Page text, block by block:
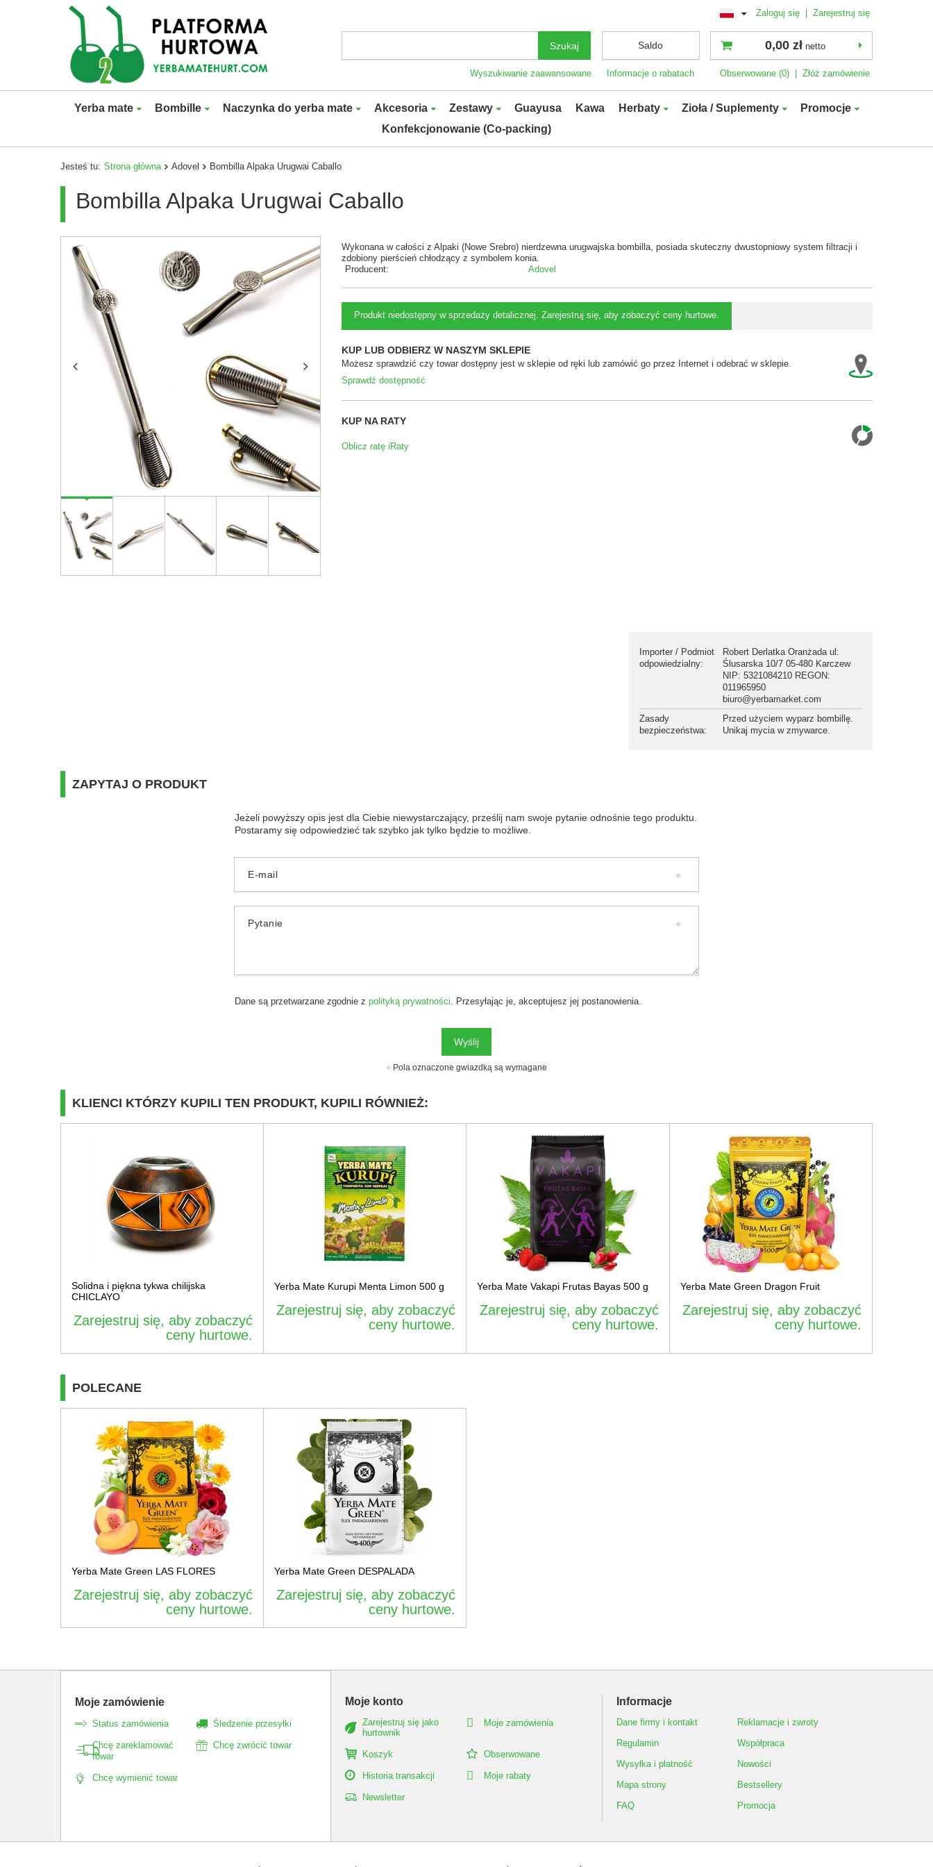
Zaloguj się | Zarejestruj się
Szukaj
Wyszukiwanie zaawansowane
Saldo
Informacje o rabatach
0,00 zł netto
Obserwowane (0) Złóż zamówienie
Yerba mate Bombille Naczynka do yerba mate Akcesoria Zestawy Guayusa Kawa Herbaty Zioła / Suplementy
Promocje
Konfekcjonowanie (Co-packing)
Jesteś tu: Strona główna Adovel Bombilla Alpaka Urugwai Caballo
Bombilla Alpaka Urugwai Caballo
Wykonana w całości z Alpaki (Nowe Srebro) nierdzewna urugwajska bombilla, posiada skuteczny dwustopniowy system filtracji i
zdobiony pierścień chłodzący z symbolem konia.
Producent:
Adovel
Produkt niedostępny w sprzedaży detalicznej. Zarejestruj się, aby zobaczyć ceny hurtowe.
KUP LUB ODBIERZ W NASZYM SKLEPIE
Możesz sprawdzić czy towar dostępny jest w sklepie od ręki lub zamówić go przez Internet i odebrać w sklepie.
Sprawdź dostępność
KUP NA RATY
Oblicz ratę iRaty
Importer / Podmiot
odpowiedzialny:
Robert Derlatka Oranżada ul:
Ślusarska 10/7 05-480 Karczew
NIP: 5321084210 REGON:
011965950
biuro@yerbamarket.com
Zasady
bezpieczeństwa:
Przed użyciem wyparz bombillę.
Unikaj mycia w zmywarce.
ZAPYTAJ O PRODUKT
Jeżeli powyższy opis jest dla Ciebie niewystarczający, prześlij nam swoje pytanie odnośnie tego produktu.
Postaramy się odpowiedzieć tak szybko jak tylko będzie to możliwe.
E-mail
Pytanie
Dane są przetwarzane zgodnie zpolityką prywatności. Przesyłając je, akceptujesz jej postanowienia.
Wyślij
Pola oznaczone gwiazdką są wymagane
KLIENCI KTÓRZY KUPILI TEN PRODUKT, KUPILI RÓWNIEŻ:
Solidna i piękna tykwa chilijska
CHICLAYO
Zarejestruj się, aby zobaczyć
ceny hurtowe.
Yerba Mate Kurupi Menta Limon 500 g
Zarejestruj się, aby zobaczyć
ceny hurtowe.
Yerba Mate Vakapi Frutas Bayas 500 g
Zarejestruj się, aby zobaczyć
ceny hurtowe.
Yerba Mate Green Dragon Fruit
Zarejestruj się, aby zobaczyć
ceny hurtowe.
POLECANE
Yerba Mate Green LAS FLORES
Zarejestruj się, aby zobaczyć
ceny hurtowe.
Yerba Mate Green DESPALADA
Zarejestruj się, aby zobaczyć
ceny hurtowe.
Moje zamówienie
Status zamówienia Śledzenie przesyłki
Chcę zareklamować
towar
Chcę zwrócić towar
Chcę wymienić towar
Moje konto
Zarejestruj się jako
hurtownik
Moje zamówienia
Koszyk Obserwowane
Historia transakcji Moje rabaty
Newsletter
Informacje
Dane firmy i kontakt
Reklamacje i zwroty
Regulamin
Współpraca
Wysyłka i płatność
Nowości
Mapa strony
Bestsellery
FAQ
Promocja